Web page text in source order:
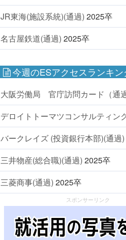
JR東海(施設系統)(通過) 2025卒
名古屋鉄道(通過) 2025卒
今週のESアクセスランキン
大阪労働局 官庁訪問カード（通過
デロイトトーマツコンサルティン
バークレイズ (投資銀行本部)(通過)
三井物産(総合職)(通過) 2025卒
三菱商事(通過) 2025卒
スポンサーリンク